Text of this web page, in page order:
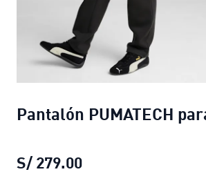
Pantalón PUMATECH
S/ 279.00